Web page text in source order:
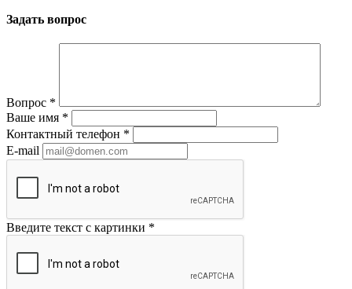
Задать вопрос
Вопрос *
Ваше имя *
Контактный телефон *
E-mail
Введите текст с картинки *